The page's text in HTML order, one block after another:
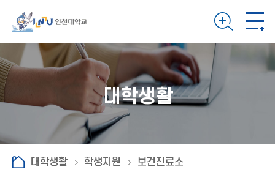
대학생활
대학생활 학생지원 보건진료소